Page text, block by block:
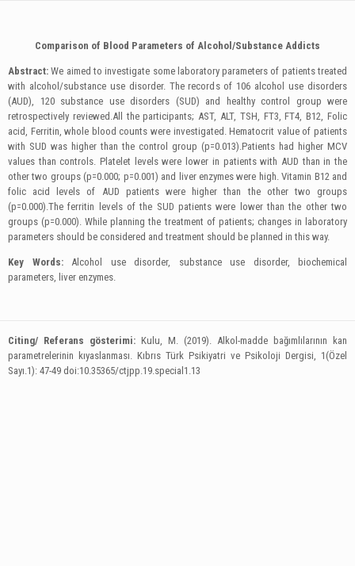
Comparison of Blood Parameters of Alcohol/Substance Addicts
Abstract:We aimed to investigate some laboratory parameters of patients treated
with alcohol/substance use disorder. The records of 106 alcohol use disorders
(AUD), 120 substance use disorders (SUD) and healthy control group were
retrospectively reviewed.All the participants; AST, ALT, TSH, FT3, FT4, B12, Folic
acid, Ferritin, whole blood counts were investigated. Hematocrit value of patients
with SUD was higher than the control group (p=0.013).Patients had higher MCV
values than controls. Platelet levels were lower in patients with AUD than in the
other two groups (p=0.000; p=0.001) and liver enzymes were high. Vitamin B12 and
folic acid levels of AUD patients were higher than the other two groups
(p=0.000).The ferritin levels of the SUD patients were lower than the other two
groups (p=0.000). While planning the treatment of patients; changes in laboratory
parameters should be considered and treatment should be planned in this way.
Key Words: Alcohol use disorder, substance use disorder, biochemical
parameters, liver enzymes.
Citing/ Referans gösterimi: Kulu, M. (2019). Alkol-madde bağımlılarının kan
parametrelerinin kıyaslanması. Kıbrıs Türk Psikiyatri ve Psikoloji Dergisi, 1(Özel
Sayı.1): 47-49 doi:10.35365/ctjpp.19.special1.13